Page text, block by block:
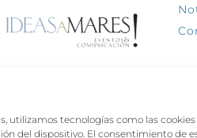
utilizamos tecnologías como las cookies
del dispositivo. El consentimiento de